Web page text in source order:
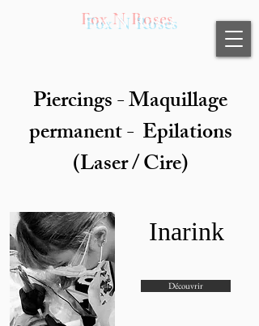
Fox N Roses
Piercings - Maquillage
permanent - Epilations
(Laser / Cire)
Inarink
Découvrir